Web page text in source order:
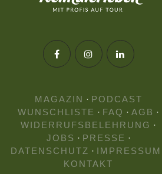
MAGAZIN · PODCAST
WUNSCHLISTE · FAQ · AGB ·
WIDERRUFSBELEHRUNG ·
JOBS · PRESSE ·
DATENSCHUTZ · IMPRESSUM
KONTAKT